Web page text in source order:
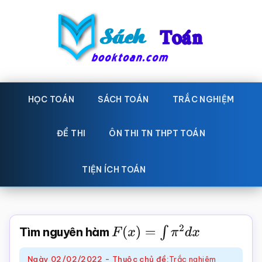
Sách
Toán
toán
Học
toán,
giáo
Toán,
HỌC TOÁN SÁCH TOÁN TRẮC NGHIỆM
ĐỀ THI ÔN THI TN THPT TOÁN
TIỆN ÍCH TOÁN
Tìm nguyên hàm F(x)= π2 dx
Ngày 02/02/2022 - Thuộc chủ đề:Trắc nghiệm